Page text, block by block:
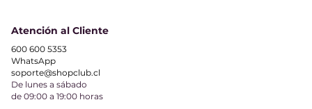
Atención al Cliente
600 600 5353
WhatsApp
soporte@shopclub.cl
De lunes a sábado
de 09:00 a 19:00 horas